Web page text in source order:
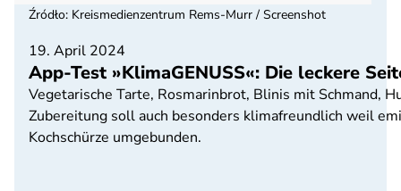
19. April 2024
App-Test »KlimaGENUSS«: Die leckere
Vegetarische Tarte, Rosmarinbrot, Blinis mit Schmand,
Zubereitung soll auch besonders klimafreundlich weil
Kochschürze umgebunden.
Źródło: Kreismedienzentrum Rems-Murr / Screenshot